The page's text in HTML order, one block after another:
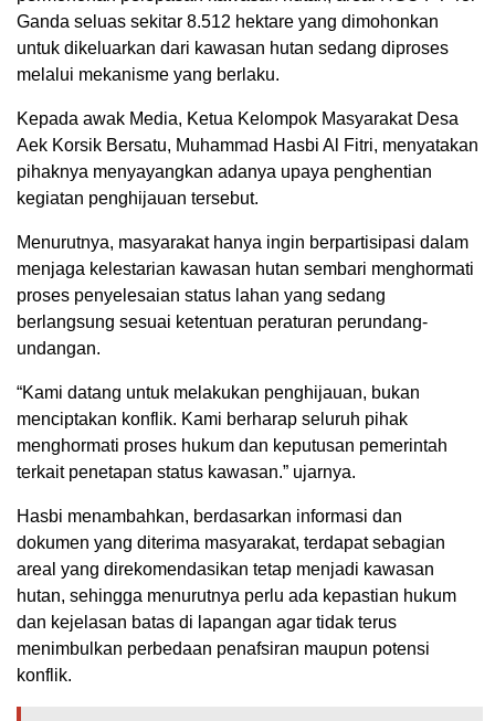
Ganda seluas sekitar 8.512 hektare yang dimohonkan
untuk dikeluarkan dari kawasan hutan sedang diproses
melalui mekanisme yang berlaku.
Kepada awak Media, Ketua Kelompok Masyarakat Desa
Aek Korsik Bersatu, Muhammad Hasbi Al Fitri, menyatakan
pihaknya menyayangkan adanya upaya penghentian
kegiatan penghijauan tersebut.
Menurutnya, masyarakat hanya ingin berpartisipasi dalam
menjaga kelestarian kawasan hutan sembari menghormati
proses penyelesaian status lahan yang sedang
berlangsung sesuai ketentuan peraturan perundang-
undangan.
“Kami datang untuk melakukan penghijauan, bukan
menciptakan konflik. Kami berharap seluruh pihak
menghormati proses hukum dan keputusan pemerintah
terkait penetapan status kawasan.” ujarnya.
Hasbi menambahkan, berdasarkan informasi dan
dokumen yang diterima masyarakat, terdapat sebagian
areal yang direkomendasikan tetap menjadi kawasan
hutan, sehingga menurutnya perlu ada kepastian hukum
dan kejelasan batas di lapangan agar tidak terus
menimbulkan perbedaan penafsiran maupun potensi
konflik.